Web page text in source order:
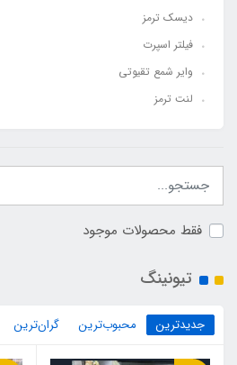
دیسک ترمز
فیلتر اسپرت
وایر شمع تقیوتی
لنت ترمز
فقط محصولات موجود
تیونینگ
جدیدترین محبوب‌ترین گران‌ترین